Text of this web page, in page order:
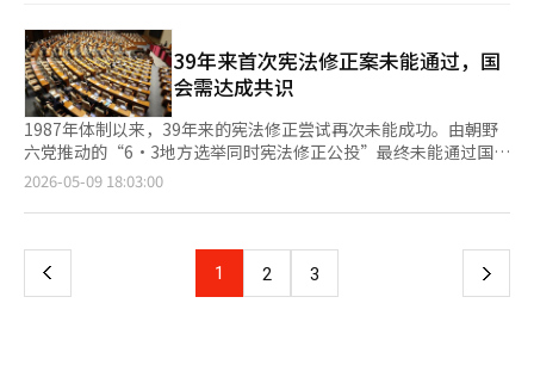
任。”他表示：“我决心在此次地方选举中，书写审判叛乱势力、
捍卫民主的胜利历史。” 他进一步强调：“如果没有5·18民主运
动，我们也无法阻止12·3的紧急戒严。” 郑代表指出：“在
12·3的紧急戒严和叛乱事件中，如果没有现在的宪法，我们将无
法阻止戒严。1987年制定的宪法正是因为有5·18民主运动才得以
实现。” 他补充道：“那么，克服现在12·3戒严和叛乱的力量正
是1980年5月的光州。我们今天的生存也得益于光州的英灵。” 此
外，民主党还暗示将重新推动因国民力量的反对而未能通过的将
5·18民主运动精神写入宪法的修宪提案。 郑代表表示：“未能将
言是大多数国民捍卫民主的愿望。我将全力以赴。” 韩炳道院内
代表也表示：“（民主党）希望将5·18运动精神写入宪法前言，
39年来首次宪法修正案未能通过，国
会需达成共识
1987年体制以来，39年来的宪法修正尝试再次未能成功。由朝野
六党推动的“6·3地方选举同时宪法修正公投”最终未能通过国
会。执政的国民力量党因全体会议投票缺席及进行冗长辩论而抵
回到了原点。 此次宪法修正案在不涉及总统权力结构等敏感问题
括加强国会对戒严的控制、将5·18民主化运动精神纳入宪法序
言、明确国家的均衡发展义务等。特别是在去年12·3紧急戒严事
2026-05-09 18:03:00
上
页
1 2 3 下